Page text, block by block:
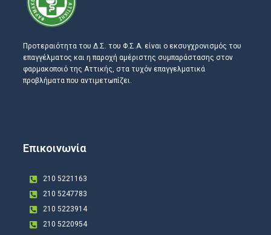
Προτεραιότητα του Δ.Σ. του Φ.Σ.Α. είναι ο εκσυγχρονισμός του
επαγγέλματος και η παροχή αμέριστης συμπαράστασης στον
φαρμακοποιό της Αττικής, στα τυχόν επαγγελματικά
προβλήματα που αντιμετωπίζει.
Επικοινωνία
210 5221163
210 5247783
210 5223914
210 5220954